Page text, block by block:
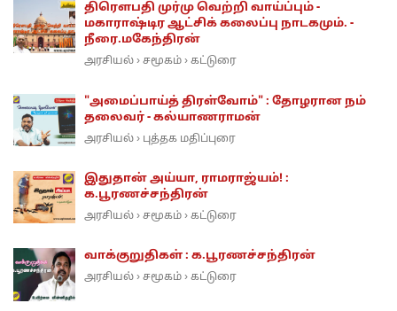
திரெளபதி முர்மு வெற்றி வாய்ப்பும் -
மகாராஷ்டிர ஆட்சிக் கலைப்பு நாடகமும். -
நீரை.மகேந்திரன்
அரசியல் › சமூகம் › கட்டுரை
"அமைப்பாய்த் திரள்வோம்" : தோழரான நம்
தலைவர் - கல்யாணராமன்
அரசியல் › புத்தக மதிப்புரை
இதுதான் அய்யா, ராமராஜ்யம்! :
க.பூரணச்சந்திரன்
அரசியல் › சமூகம் › கட்டுரை
வாக்குறுதிகள் : க.பூரணச்சந்திரன்
அரசியல் › சமூகம் › கட்டுரை